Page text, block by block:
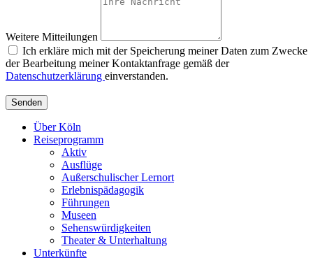
Weitere Mitteilungen
Ich erkläre mich mit der Speicherung meiner Daten zum Zwecke
der Bearbeitung meiner Kontaktanfrage gemäß der
Datenschutzerklärung einverstanden.
Senden
Über Köln
Reiseprogramm
Aktiv
Ausflüge
Außerschulischer Lernort
Erlebnispädagogik
Führungen
Museen
Sehenswürdigkeiten
Theater & Unterhaltung
Unterkünfte